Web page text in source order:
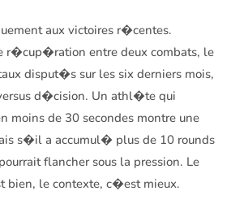
aux victoires r�centes.
r�cup�ration entre deux combats, le
disput�s sur les six derniers mois,
d�cision. Un athl�te qui
moins de 30 secondes montre une
s�il a accumul� plus de 10 rounds
flancher sous la pression. Le
le contexte, c�est mieux.